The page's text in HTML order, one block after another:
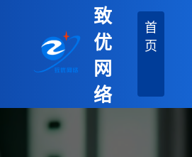
致
优
网
络
首
页